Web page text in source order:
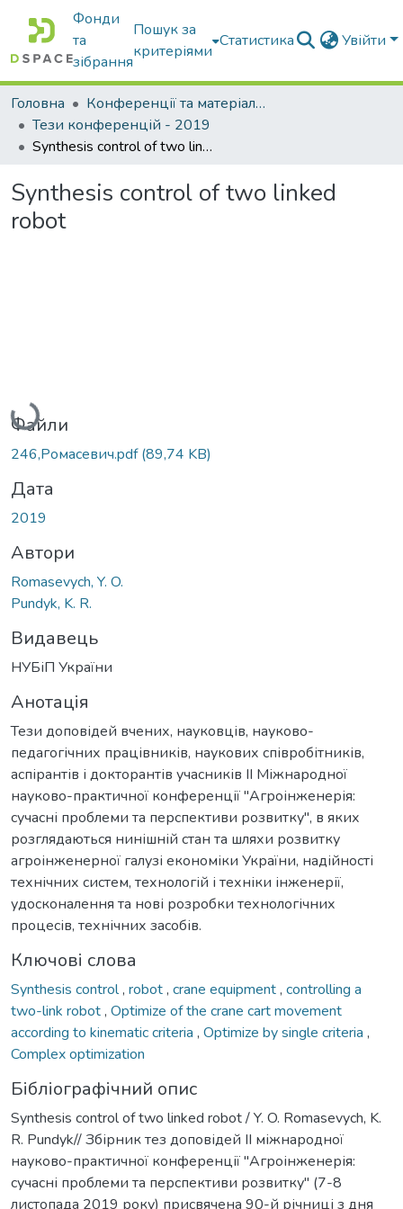
Фонди
та
зібрання
Пошук за
критеріями
Статистика Увійти
Головна
Конференції та матеріали конференцій
Тези конференцій - 2019
Synthesis control of two linked robot
Synthesis control of two linked
robot
Вантажиться...
Файли
246,Ромасевич.pdf(89,74 KB)
Дата
2019
Автори
Romasevych, Y. O.
Pundyk, K. R.
Видавець
НУБіП України
Анотація
Тези доповідей вчених, науковців, науково-
педагогічних працівників, наукових співробітників,
аспірантів і докторантів учасників ІІ Міжнародної
науково-практичної конференції "Агроінженерія:
сучасні проблеми та перспективи розвитку", в яких
розглядаються нинішній стан та шляхи розвитку
агроінженерної галузі економіки України, надійності
технічних систем, технологій і техніки інженерії,
удосконалення та нові розробки технологічних
процесів, технічних засобів.
Ключові слова
Synthesis control, robot, crane equipment, controlling a
two-link robot, Optimize of the crane cart movement
according to kinematic criteria , Optimize by single criteria ,
Complex optimization
Бібліографічний опис
Synthesis control of two linked robot / Y. O. Romasevych, K.
R. Pundyk// Збірник тез доповідей ІІ міжнародної
науково-практичної конференції "Агроінженерія:
сучасні проблеми та перспективи розвитку" (7-8
листопада 2019 року) присвячена 90-й річниці з дня